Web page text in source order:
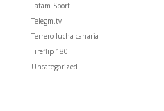
Tatam Sport
Telegm.tv
Terrero lucha canaria
Tireflip 180
Uncategorized